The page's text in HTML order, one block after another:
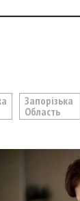
Запорізька
Область